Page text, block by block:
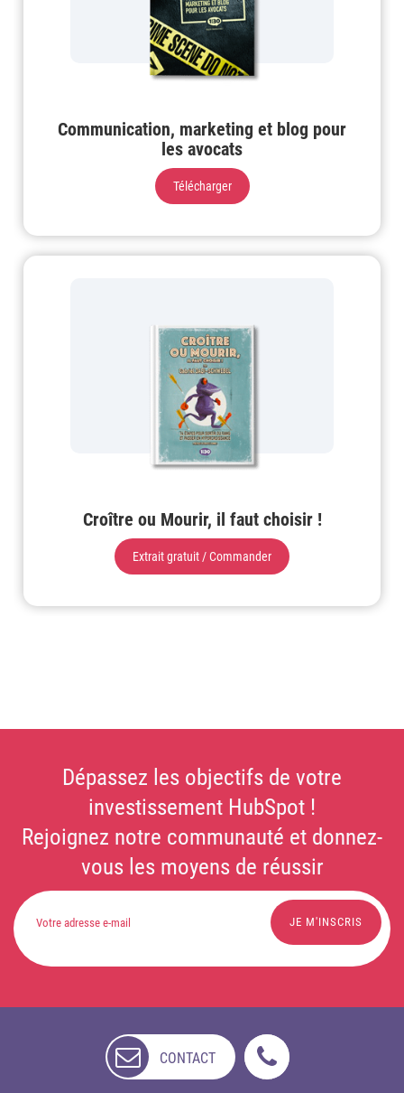
Communication, marketing et blog pour
les avocats
Télécharger
Croître ou Mourir, il faut choisir !
Extrait gratuit / Commander
Dépassez les objectifs de votre
investissement HubSpot !
Rejoignez notre communauté et donnez-
vous les moyens de réussir
CONTACT
DISPONIBLE